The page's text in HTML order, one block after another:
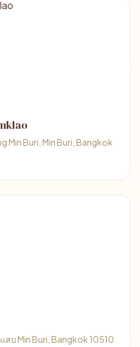
Min Buri, Min Buri, Bangkok
บ Min Buri, Bangkok 10510